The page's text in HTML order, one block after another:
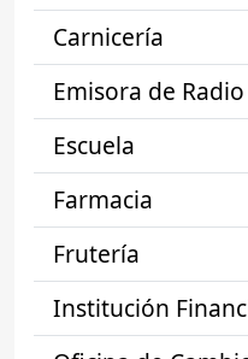
Carnicería
Emisora de Radio
Escuela
Farmacia
Frutería
Institución